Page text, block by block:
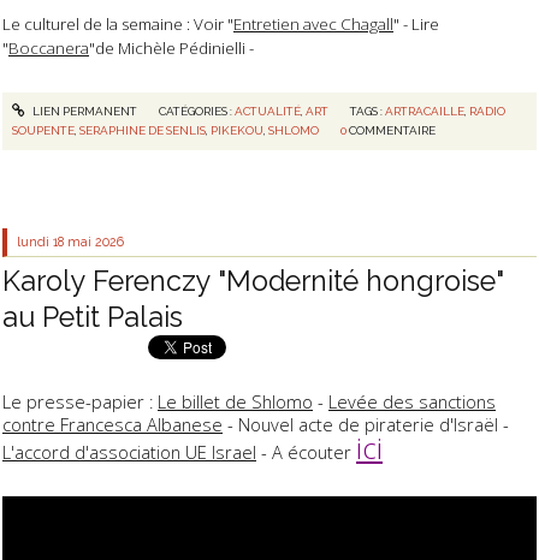
Le culturel de la semaine : Voir "Entretien avec Chagall" - Lire
"Boccanera"de Michèle Pédinielli -
LIEN PERMANENT CATÉGORIES :ACTUALITÉ, ART TAGS :ARTRACAILLE RADIO
SOUPENTE ,SERAPHINE DE SENLIS PIKEKOU ,SHLOMO 0 COMMENTAIRE
lundi 18 mai 2026
Karoly Ferenczy "Modernité hongroise"
au Petit Palais
Le presse-papier : Le billet de Shlomo - Levée des sanctions
contre Francesca Albanese - Nouvel acte de piraterie d'Israël -
L'accord d'association UE Israel - A écouter ici